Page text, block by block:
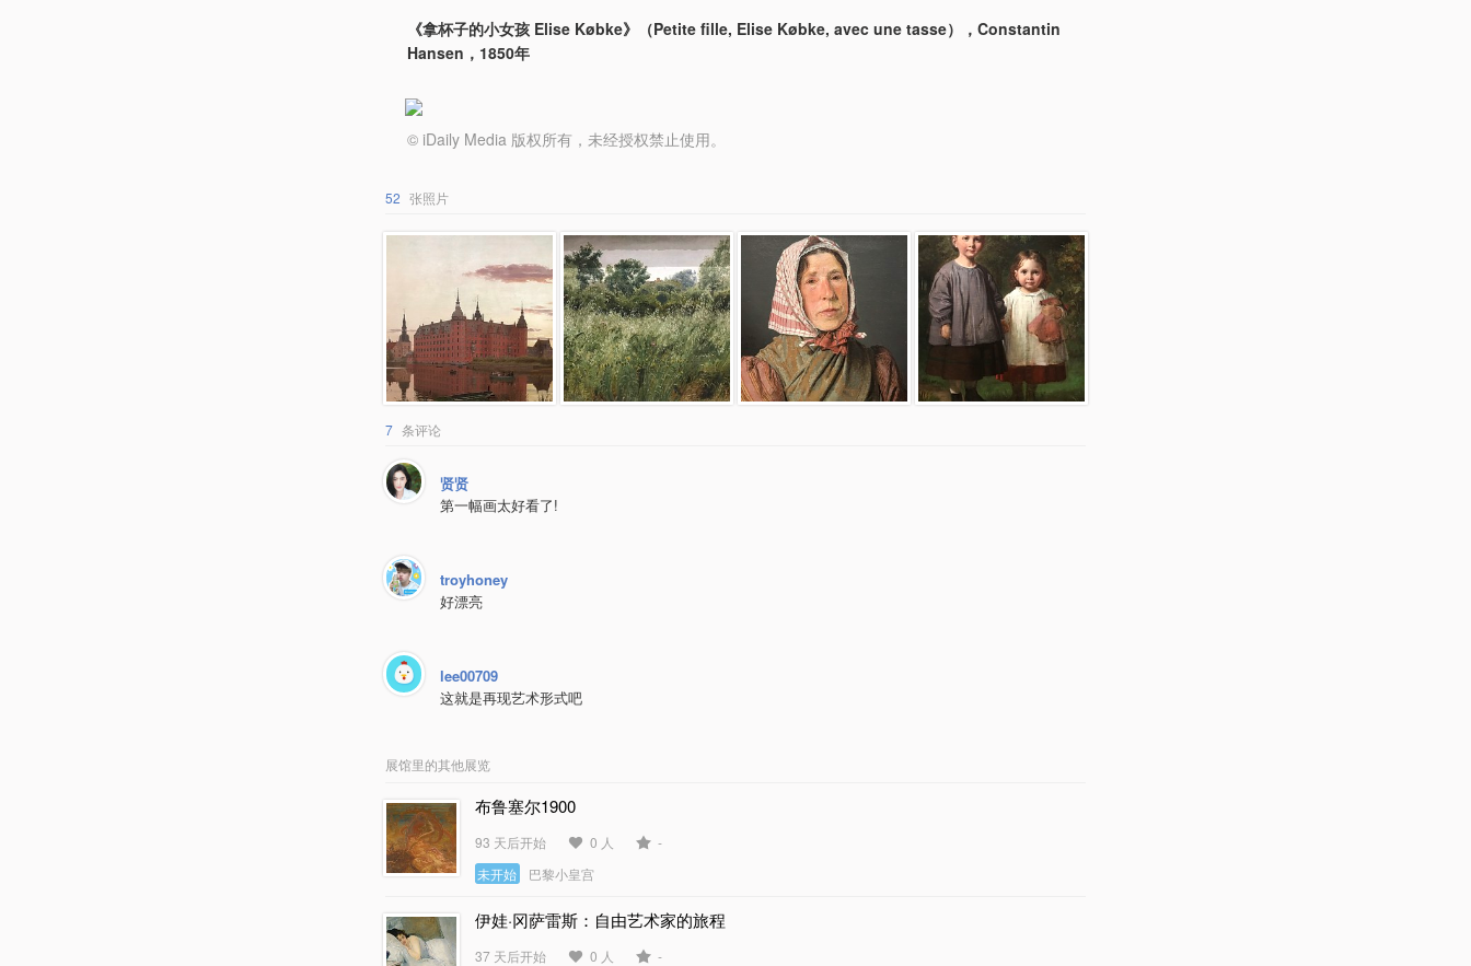
《拿杯子的小女孩 Elise Købke》（Petite fille, Elise Købke, avec une tasse），Constantin
Hansen，1850年
© iDaily Media 版权所有，未经授权禁止使用。
52 张照片
7 条评论
贤贤
第一幅画太好看了!
troyhoney
好漂亮
lee00709
这就是再现艺术形式吧
展馆里的其他展览
布鲁塞尔1900
93 天后开始 0 人
-
未开始
巴黎小皇宫
伊娃·冈萨雷斯：自由艺术家的旅程
37 天后开始 0 人
-